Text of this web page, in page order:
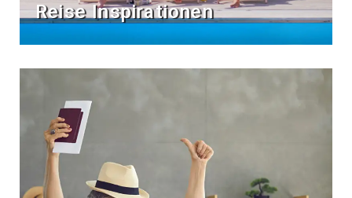
Reise Inspirationen